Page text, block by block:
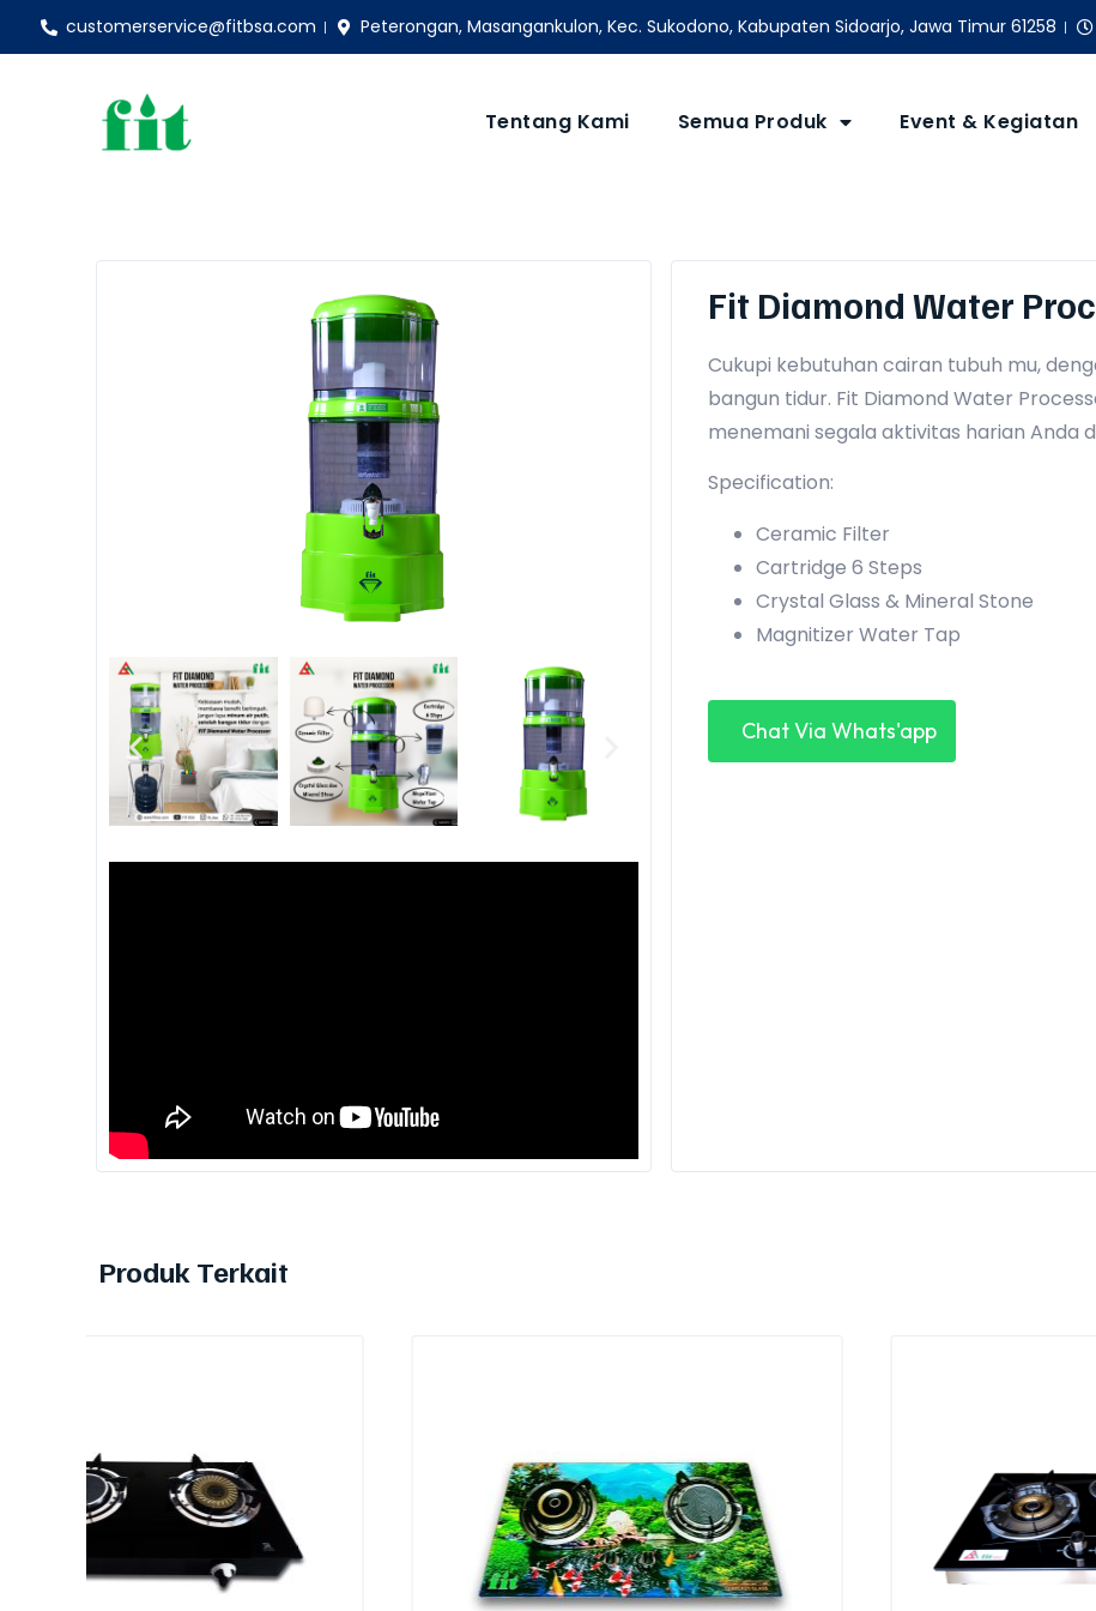
customerservice@fitbsa.com Peterongan, Masangankulon, Kec. Sukodono, Kabupaten Sidoarjo, Jawa Timur 61258
Tentang Kami Semua Produk Event & Kegiatan
Fit Diamond Water
Cukupi kebutuhan cairan tubuh mu,
bangun tidur. Fit Diamond Water
menemani segala aktivitas harian Anda
Specification:
Ceramic Filter
Cartridge 6 Steps
Crystal Glass & Mineral Stone
Magnitizer Water Tap
Chat Via Whats'app
Produk Terkait